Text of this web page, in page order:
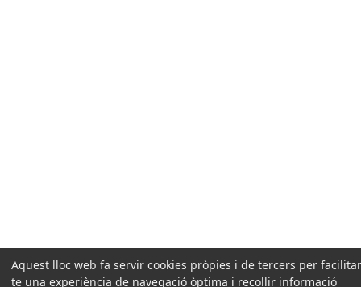
Aquest lloc web fa servir cookies pròpies i de tercers per
te una experiència de navegació òptima i recollir informació